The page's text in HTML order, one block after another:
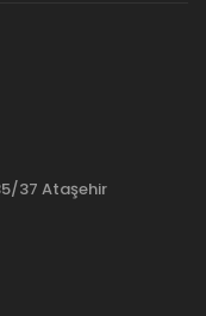
37 Ataşehir